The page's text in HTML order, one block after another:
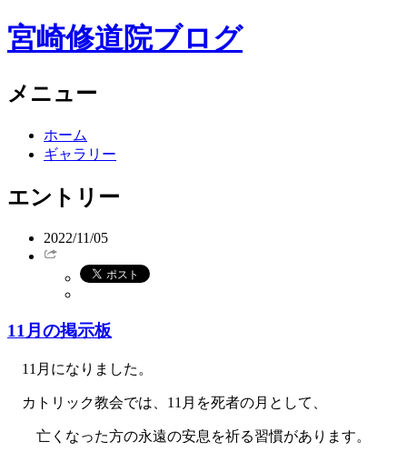
宮崎修道院ブログ
メニュー
ホーム
ギャラリー
エントリー
2022/11/05
11月の掲示板
11月になりました。
カトリック教会では、11月を死者の月として、
亡くなった方の永遠の安息を祈る習慣があります。